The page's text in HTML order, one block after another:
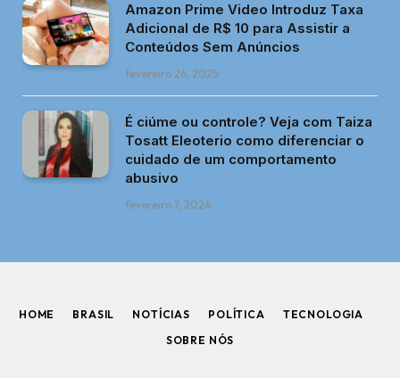
Amazon Prime Video Introduz Taxa
Adicional de R$ 10 para Assistir a
Conteúdos Sem Anúncios
fevereiro 26, 2025
É ciúme ou controle? Veja com Taiza
Tosatt Eleoterio como diferenciar o
cuidado de um comportamento
abusivo
fevereiro 7, 2024
HOME BRASIL NOTÍCIAS POLÍTICA
TECNOLOGIA
SOBRE NÓS